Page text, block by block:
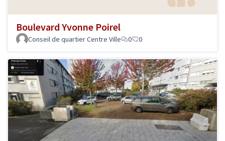
Boulevard Yvonne Poirel
Conseil de quartier Centre Ville 0 0